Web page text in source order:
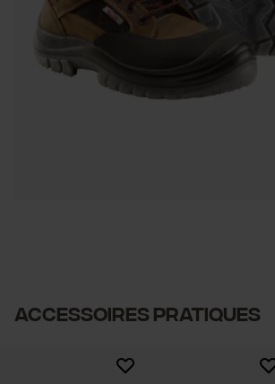
Accessoires pratiques